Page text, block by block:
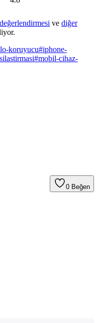
ve diğer
koruyucu#iphone-
#mobil-cihaz-
0 Beğen